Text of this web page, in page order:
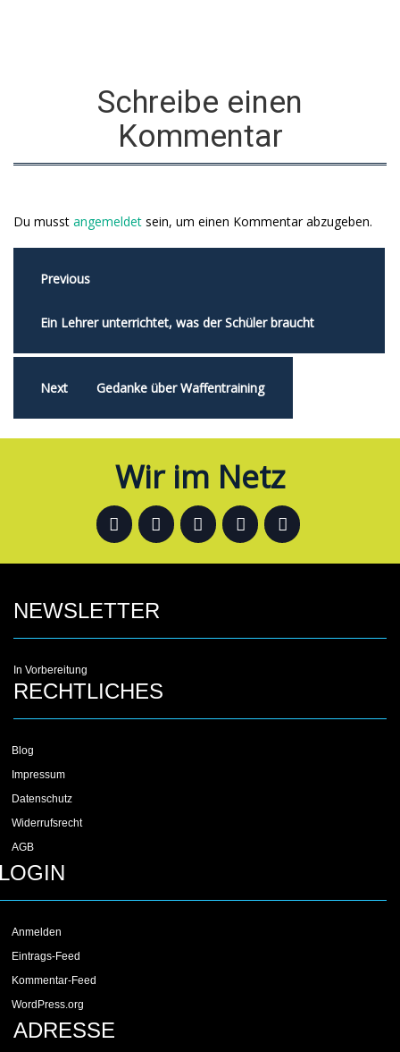
Schreibe einen
Kommentar
Du musst angemeldet sein, um einen Kommentar abzugeben.
Previous
Ein Lehrer unterrichtet, was der Schüler braucht
Next Gedanke über Waffentraining
Wir im Netz
NEWSLETTER
In Vorbereitung
RECHTLICHES
Blog
Impressum
Datenschutz
Widerrufsrecht
AGB
Anmelden
Eintrags-Feed
Kommentar-Feed
WordPress.org
ADRESSE